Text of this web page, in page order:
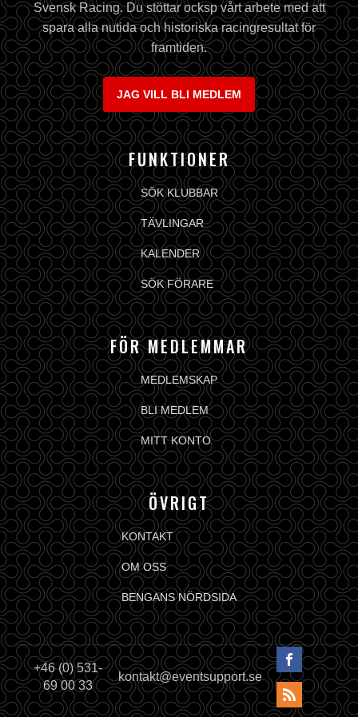
Svensk Racing. Du stöttar ocksp vårt arbete med att
spara alla nutida och historiska racingresultat för
framtiden.
JAG VILL BLI MEDLEM
FUNKTIONER
SÖK KLUBBAR
TÄVLINGAR
KALENDER
SÖK FÖRARE
FÖR MEDLEMMAR
MEDLEMSKAP
BLI MEDLEM
MITT KONTO
ÖVRIGT
KONTAKT
OM OSS
BENGANS NÖRDSIDA
+46 (0) 531-
69 00 33
kontakt@eventsupport.se